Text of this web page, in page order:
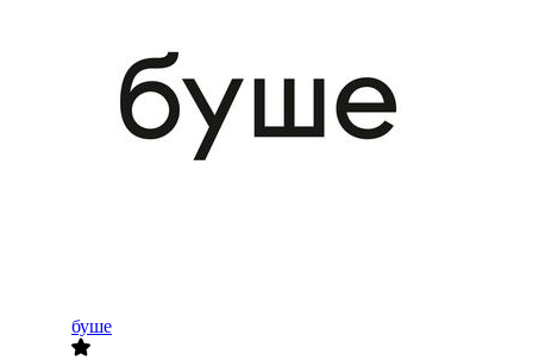
буше